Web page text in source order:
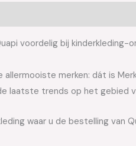
voordelig bij kinderkleding-
merken: dát is
laatste trends op het gebied
waar u de bestelling van